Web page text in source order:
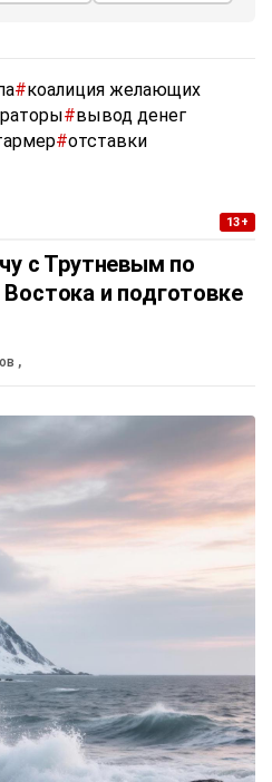
#коалиция желающих
#вывод денег
#отставки
13+
с Трутневым по
и подготовке
,